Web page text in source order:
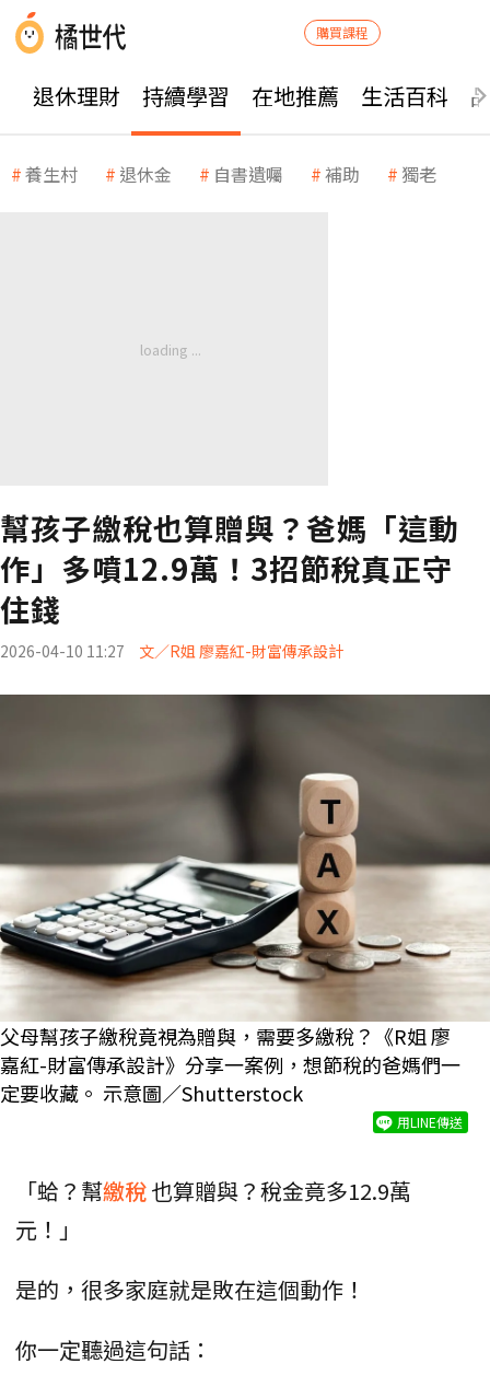
購買課程
退休理財 持續學習 在地推薦 生活百科
養生村 退休金 自書遺囑 補助 獨老
幫孩子繳稅也算贈與？爸媽「這動
作」多噴12.9萬！3招節稅真正守
住錢
2026-04-10 11:27 文／R姐 廖嘉紅-財富傳承設計
父母幫孩子繳稅竟視為贈與，需要多繳稅？《R姐 廖
嘉紅-財富傳承設計》分享一案例，想節稅的爸媽們一
定要收藏。 示意圖／Shutterstock
用LINE傳送
「蛤？幫繳稅也算贈與？稅金竟多12.9萬
元！」
是的，很多家庭就是敗在這個動作！
你一定聽過這句話：